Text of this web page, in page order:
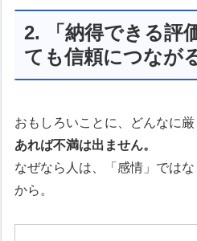
2. 「納得できる評
ても信頼につなが
おもしろいことに、どんなに
あれば不満は出ません。
なぜなら人は、「感情」ではな
から。